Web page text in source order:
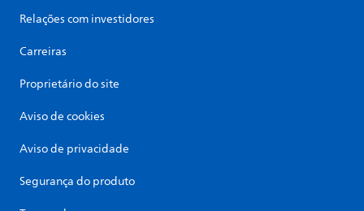
Relações com investidores
Carreiras
Proprietário do site
Aviso de cookies
Aviso de privacidade
Segurança do produto